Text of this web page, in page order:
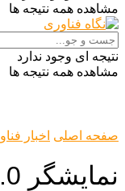
مشاهده همه نتیجه ها
نتیجه ای وجود ندارد
مشاهده همه نتیجه ها
صفحه اصلی اخبار